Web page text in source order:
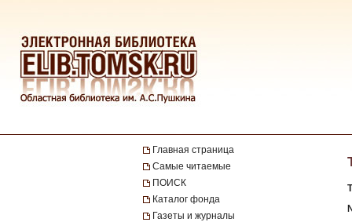
Главная страница
Самые читаемые
ПОИСК
Каталог фонда
Газеты и журналы